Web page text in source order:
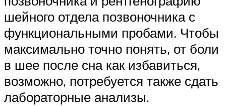
шейного отдела позвоночника с
функциональными пробами. Чтобы
максимально точно понять, от боли
в шее после сна как избавиться,
возможно, потребуется также сдать
лабораторные анализы.